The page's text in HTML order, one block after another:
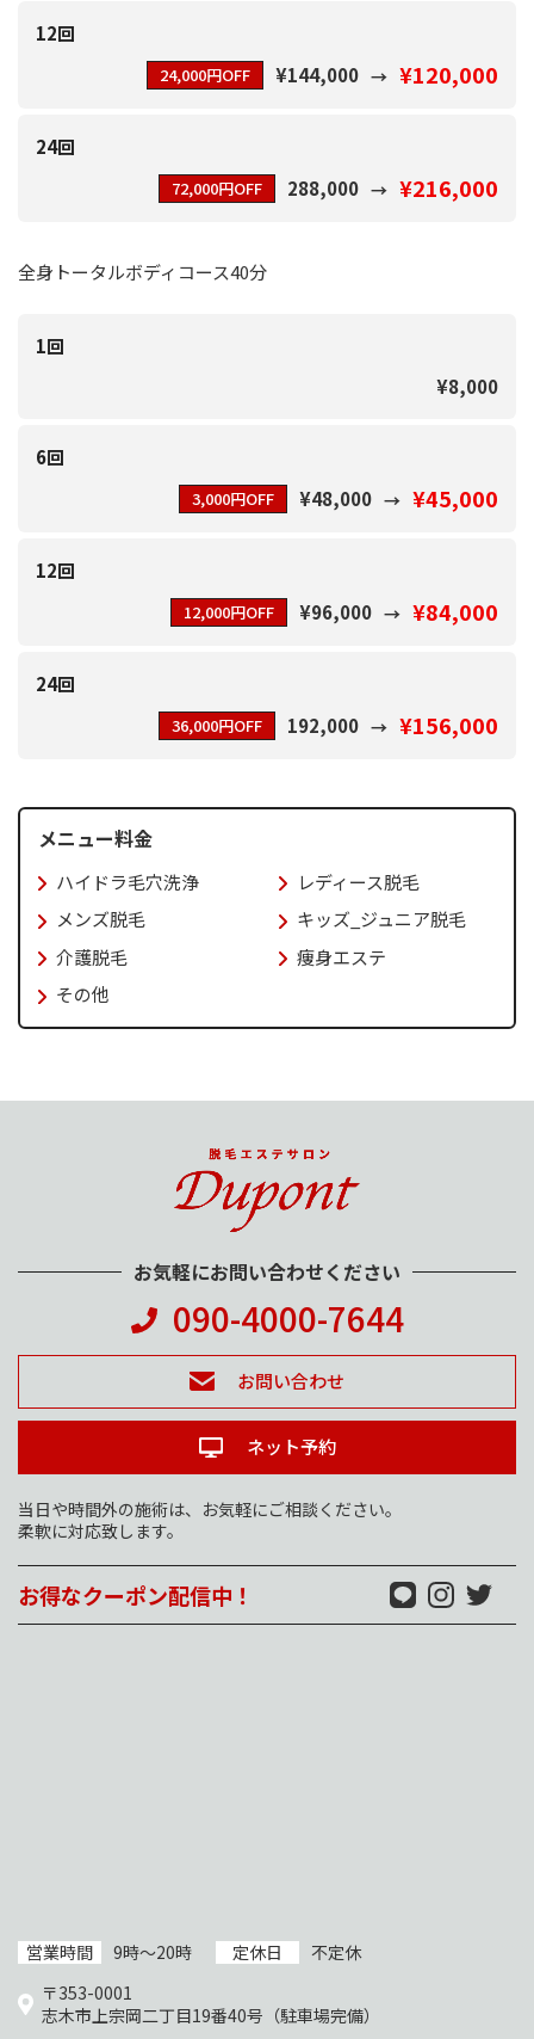
12回
24,000円OFF ¥144,000 ¥120,000
24回
72,000円OFF 288,000 ¥216,000
全身トータルボディコース40分
1回
¥8,000
6回
3,000円OFF ¥48,000 ¥45,000
12回
12,000円OFF ¥96,000 ¥84,000
24回
36,000円OFF 192,000 ¥156,000
メニュー料金
ハイドラ毛穴洗浄
レディース脱毛
メンズ脱毛
キッズ_ジュニア脱毛
介護脱毛
痩身エステ
その他
お気軽にお問い合わせください
090-4000-7644
お問い合わせ
ネット予約
当日や時間外の施術は、お気軽にご相談ください。
柔軟に対応致します。
お得なクーポン配信中！
営業時間 9時～20時 定休日
不定休
〒353-0001
志木市上宗岡二丁目19番40号（駐車場完備）